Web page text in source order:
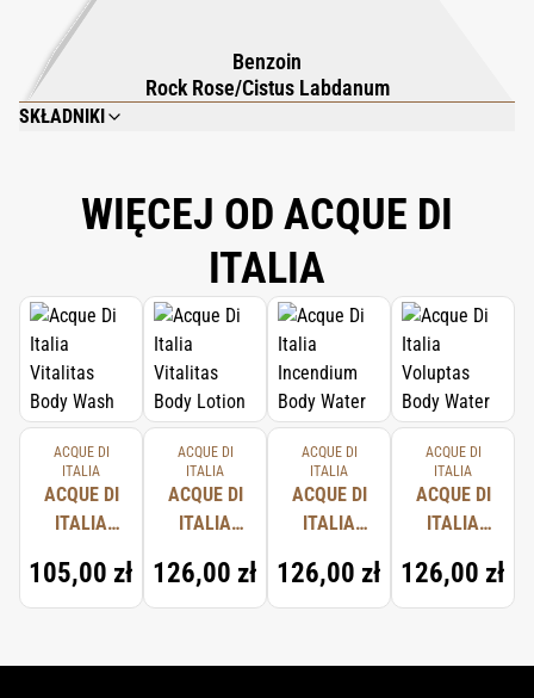
Benzoin
Rock Rose/Cistus Labdanum
SKŁADNIKI
ETHYLHEXYLGLYCERIN, BENZYL ALCOHOL, DISODIUM EDTA.
WIĘCEJ OD ACQUE DI
ITALIA
ACQUE DI
ITALIA
ACQUE DI
ITALIA
BODY
WASH
105,00 zł
ACQUE DI
ITALIA
ACQUE DI
ITALIA
BODY
LOTION
126,00 zł
ACQUE DI
ITALIA
ACQUE DI
ITALIA
BODY
WATER
126,00 zł
ACQUE DI
ITALIA
ACQUE DI
ITALIA
BODY
WATER
126,00 zł